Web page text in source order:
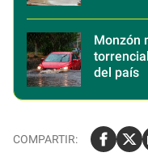
Monzón
del país